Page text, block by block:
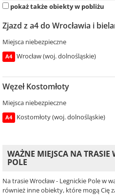
pokaż także obiekty w pobliżu
Zjazd z a4 do Wrocławia i
Miejsca niebezpieczne
A4 Wrocław (woj. dolnośląskie)
Węzeł Kostomłoty
Miejsca niebezpieczne
A4 Kostomłoty (woj. dolnośląskie)
WAŻNE MIEJSCA NA TRASIE
POLE
Na trasie Wrocław - Legnickie Pole w
również inne obiekty, które mogą Cię